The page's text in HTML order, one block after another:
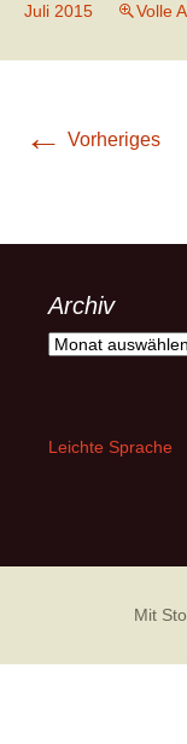
Juli 2015
Volle
← Vorheriges
Archiv
Archiv
Leichte Sprache
Mit